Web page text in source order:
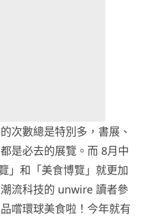
次數總是特別多，書展、
是必去的展覽。而 8月中
」和「美食博覽」就更加
流科技的 unwire 讀者參
嚐環球美食啦！今年就有